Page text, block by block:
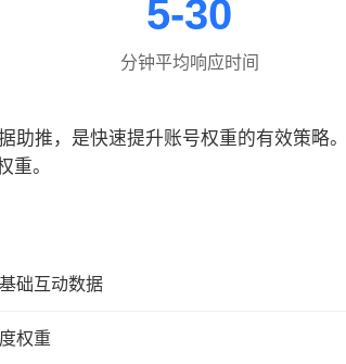
5-30
分钟平均响应时间
助推，是快速提升账号权重的有效策略
重。
础互动数据
权重